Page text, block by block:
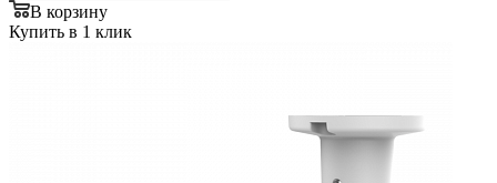
В корзину
Купить в 1 клик